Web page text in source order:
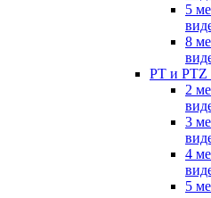
5
8
PT и PTZ
2
3
4
5